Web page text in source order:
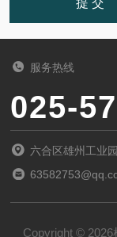
服务热线
025-
六合区雄州工业
Copyright ©